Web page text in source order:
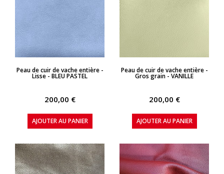
APERÇU RAPIDE
Peau de cuir de vache entière -
Lisse - BLEU PASTEL
200,00 €
AJOUTER AU PANIER
APERÇU RAPIDE
Peau de cuir de vache entière -
Gros grain - VANILLE
200,00 €
AJOUTER AU PANIER